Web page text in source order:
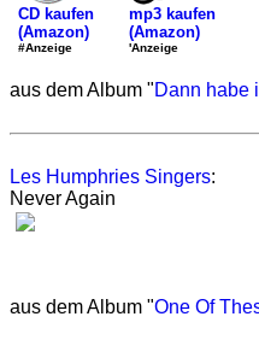
CD kaufen
(Amazon)
#Anzeige
mp3 kaufen
(Amazon)
'Anzeige
aus dem Album "Dann habe
Les Humphries Singers:
Never Again
aus dem Album "One Of